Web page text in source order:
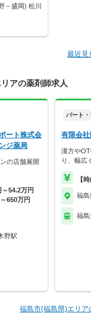
－盛岡) 松川
最近見
アの薬剤師求人
ート株式会
ジ薬局
の店舗展開
～54.2万円
650万円
野駅
パート・
有限会
漢方や
り、幅広
【
福島
福島
福島市(福島県)エリ